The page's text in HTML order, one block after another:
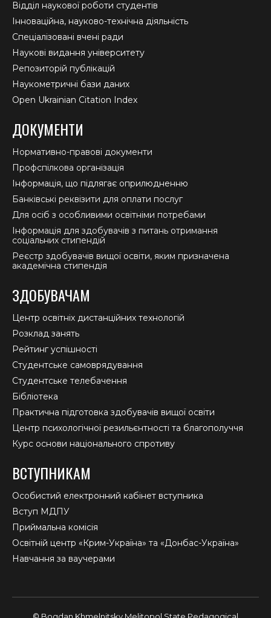
Відділ наукової роботи студентів
Інноваційна, науково-технічна діяльність
Спеціалізовані вчені ради
Наукові видання університету
Репозиторій публікацій
Наукометричні бази даних
Open Ukrainian Citation Index
ДОКУМЕНТИ
Нормативно-правові документи
Профспілкова організація
Інформація, що підлягає оприлюдненню
Банківські реквізити для оплати послуг
Для осіб з особливими освітніми потребами
Інформація для здобувачів з питань отримання
соціальних стипендій
Реєстр здобувачів вищої освіти, яким призначена
академічна стипендія
ЗДОБУВАЧАМ
Центр освітніх дистанційних технологій
Розклад занять
Рейтинг успішності
Студентське самоврядування
Студентське телебачення
Бібліотека
Практична підготовка здобувачів вищої освіти
Центр психологічної резильєнтності та благополуччя
Курс основи національного спротиву
ВСТУПНИКАМ
Особистий електронний кабінет вступника
Вступ МДПУ
Приймальна комісія
Освітній центр «Крим-Україна» та «Донбас-Україна»
Навчання за ваучерами